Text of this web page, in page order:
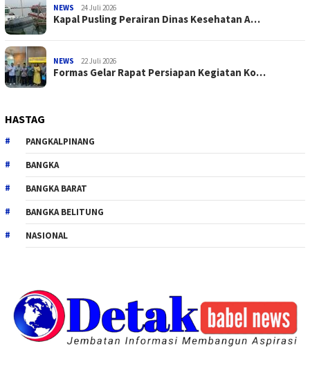
NEWS 24 Juli 2026
Kapal Pusling Perairan Dinas Kesehatan A…
NEWS 22 Juli 2026
Formas Gelar Rapat Persiapan Kegiatan Ko…
HASTAG
PANGKALPINANG
BANGKA
BANGKA BARAT
BANGKA BELITUNG
NASIONAL